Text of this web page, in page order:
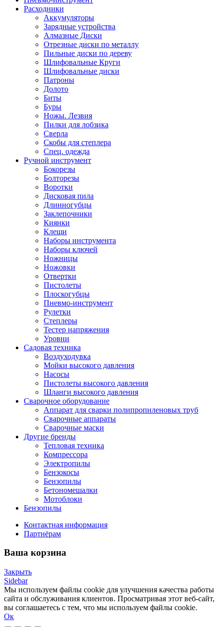
Расходники
Аккумуляторы
Зарядные устройства
Алмазные Диски
Отрезные диски по металлу
Пильные диски по дереву
Шлифовальные Круги
Шлифовальные диски
Патроны
Долото
Биты
Буры
Ножы. Лезвия
Пилки для лобзика
Сверла
Скобы для степлера
Спец. одежда
Ручной инструмент
Бокорезы
Болторезы
Воротки
Дисковая пила
Длинногубцы
Заклепочники
Киянки
Клещи
Наборы инструмента
Наборы ключей
Ножницы
Ножовки
Отвертки
Пистолеты
Плоскогубцы
Пневмо-инструмент
Рулетки
Степлеры
Тестер напряжения
Уровни
Садовая техника
Воздуходувка
Мойки высокого давления
Насосы
Пистолеты высокого давления
Шланги высокого давления
Сварочное оборудование
Аппарат для сварки полипропиленовых труб
Сварочные аппараты
Сварочные маски
Другие бренды
Тепловая техника
Компрессора
Электропилы
Бензокосы
Бензопилы
Бетономешалки
Мотоблоки
Бензопилы
Контактная информация
Партнёрам
Ваша корзина
Закрыть
Sidebar
Мы используем файлы cookie для улучшения качества работы
сайта и обслуживания клиентов. Просматривая этот веб-сайт,
вы соглашаетесь с тем, что мы используем файлы cookie.
Ок